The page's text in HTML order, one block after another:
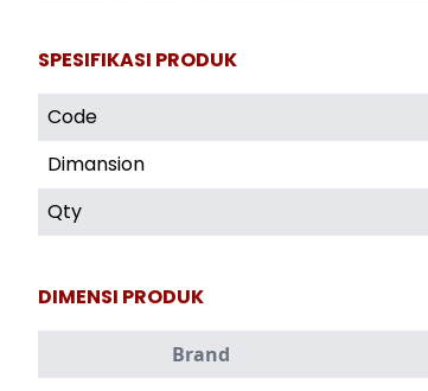
SPESIFIKASI PRODUK
Code
Dimansion
Qty
DIMENSI PRODUK
Brand